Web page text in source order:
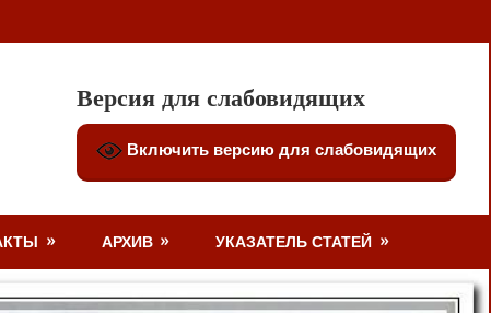
Версия для слабовидящих
Включить версию для слабовидящих
АРХИВ УКАЗАТЕЛЬ СТАТЕЙ